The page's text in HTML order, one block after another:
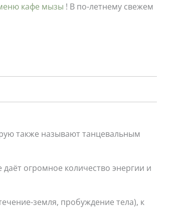
кафе мызы ! В по-летнему свежем
также называют танцевальным
огромное количество энергии и
земля, пробуждение тела), к